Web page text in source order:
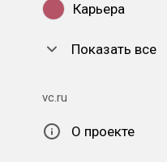
Карьера
Показать все
vc.ru
О проекте